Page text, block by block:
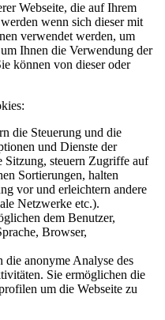
Webseite, die auf Ihrem
wenn sich dieser mit
verwendet werden, um
Ihnen die Verwendung der
können von dieser oder
die Steuerung und die
und Dienste der
Sitzung, steuern Zugriffe auf
Sortierungen, halten
vor und erleichtern andere
Netzwerke etc.).
dem Benutzer,
Browser,
die anonyme Analyse des
Sie ermöglichen die
um die Webseite zu